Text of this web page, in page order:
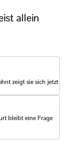
allein
zeigt sie sich jetzt
bleibt eine Frage